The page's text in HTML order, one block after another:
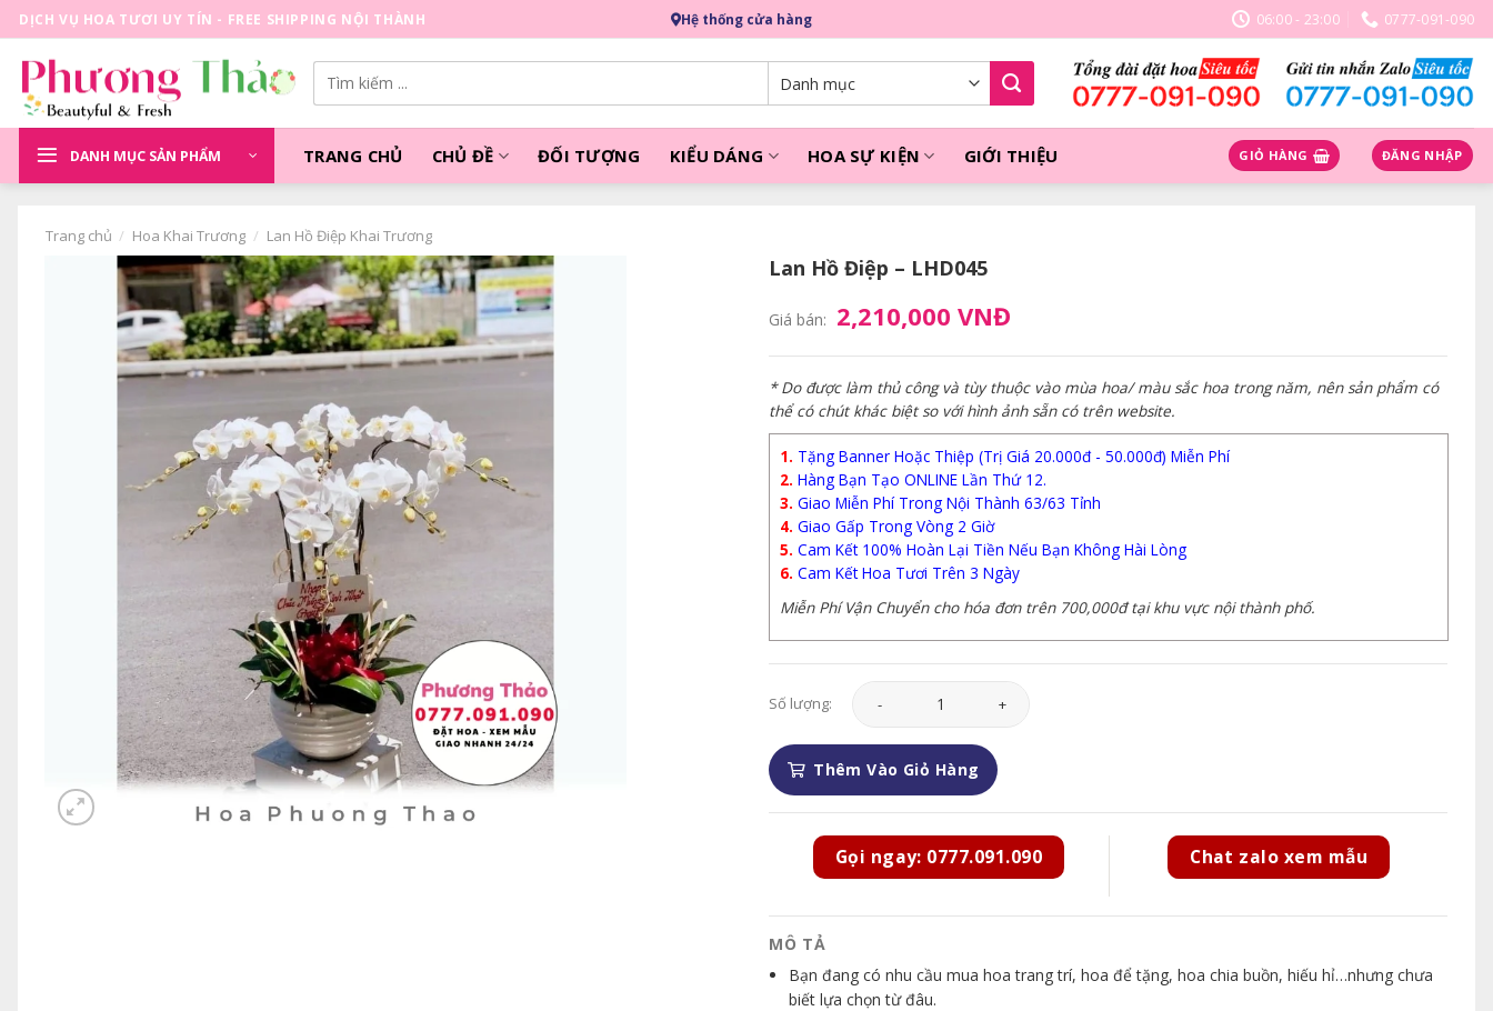
Skip
to
content
DỊCH VỤ HOA TƯƠI UY TÍN - FREE SHIPPING NỘI THÀNH Hệ thống cửa hàng 06:00 - 23:00 0777-091-090
kiếm:
DANH MỤC SẢN PHẨM TRANG CHỦ CHỦ ĐỀ ĐỐI TƯỢNG KIỂU DÁNG HOA SỰ KIỆN GIỚI THIỆU GIỎ HÀNG ĐĂNG NHẬP
Trang chủ / Hoa Khai Trương / Lan Hồ Điệp Khai Trương
Lan Hồ Điệp – LHD045
Giá bán: 2,210,000 VNĐ
* Do được làm thủ công và tùy thuộc vào mùa hoa/ màu sắc hoa trong năm, nên sản phẩm có
thể có chút khác biệt so với hình ảnh sẵn có trên website.
1. Tặng Banner Hoặc Thiệp (Trị Giá 20.000đ - 50.000đ) Miễn Phí
2. Hàng Bạn Tạo ONLINE Lần Thứ 12.
3. Giao Miễn Phí Trong Nội Thành 63/63 Tỉnh
4. Giao Gấp Trong Vòng 2 Giờ
5. Cam Kết 100% Hoàn Lại Tiền Nếu Bạn Không Hài Lòng
6. Cam Kết Hoa Tươi Trên 3 Ngày
Miễn Phí Vận Chuyển cho hóa đơn trên 700,000đ tại khu vực nội thành phố.
Số lượng:
Lan Hồ Điệp - LHD045 số lượng
Thêm Vào Giỏ Hàng
Gọi ngay: 0777.091.090 Chat zalo xem mẫu
MÔ TẢ
Bạn đang có nhu cầu mua hoa trang trí, hoa để tặng, hoa chia buồn, hiếu hỉ…nhưng chưa
biết lựa chọn từ đâu.